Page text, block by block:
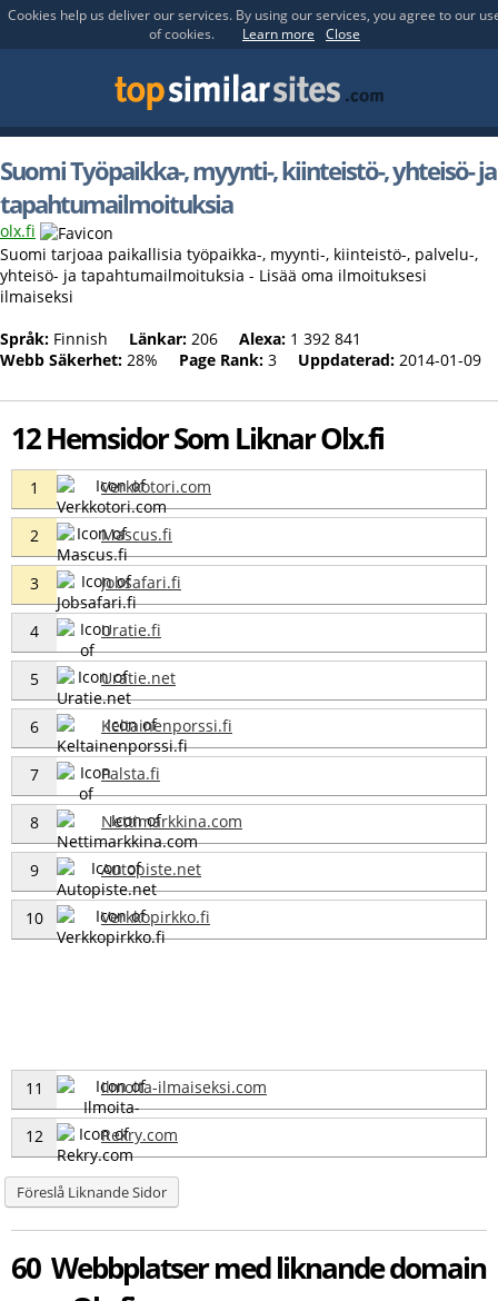
Cookies help us deliver our services. By using our services, you agree to our
of cookies.
Learn more Close
Suomi Työpaikka-, myynti-, kiinteistö-, yhteisö- ja
tapahtumailmoituksia
olx.fi
Suomi tarjoaa paikallisia työpaikka-, myynti-, kiinteistö-, palvelu-,
yhteisö- ja tapahtumailmoituksia - Lisää oma ilmoituksesi
ilmaiseksi
Språk: Finnish Länkar: 206 Alexa: 1 392 841
Webb Säkerhet: 28% Page Rank: 3 Uppdaterad: 2014-01-09
12 Hemsidor Som Liknar Olx.fi
1 Verkkotori.com
2 Mascus.fi
3 Jobsafari.fi
4 Uratie.fi
5 Uratie.net
6 Keltainenporssi.fi
7 Palsta.fi
8 Nettimarkkina.com
9 Autopiste.net
10 Verkkopirkko.fi
11 Ilmoita-ilmaiseksi.com
12 Rekry.com
Föreslå Liknande Sidor
60 Webbplatser med liknande domain